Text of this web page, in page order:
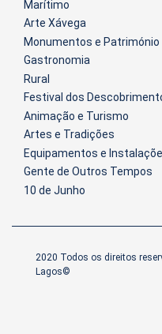
Marítimo
Arte Xávega
Monumentos e Património
Gastronomia
Rural
Festival dos
Animação e Turismo
Artes e Tradições
Equipamentos e
Gente de Outros Tempos
10 de Junho
2020 Todos os direitos
Lagos©